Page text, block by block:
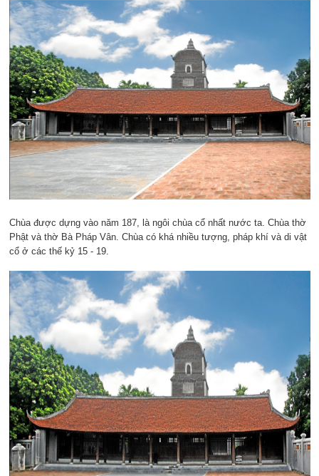
Chùa được dựng vào năm 187, là ngôi chùa cổ nhất nước ta. Chùa thờ
Phật và thờ Bà Pháp Vân. Chùa có khá nhiều tượng, pháp khí và di vật
cổ ở các thế kỷ 15 - 19.